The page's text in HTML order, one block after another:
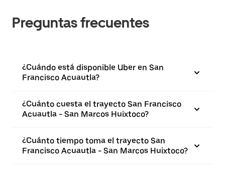
Preguntas frecuentes
¿Cuándo está disponible Uber en San
Francisco Acuautla?
¿Cuánto cuesta el trayecto San Francisco
Acuautla - San Marcos Huixtoco?
¿Cuánto tiempo toma el trayecto San
Francisco Acuautla - San Marcos Huixtoco?